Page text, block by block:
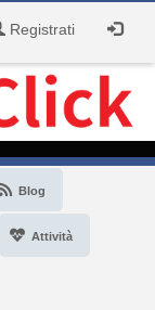
Registrati
Blog
Attività